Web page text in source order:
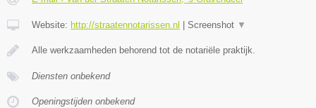
Website: http://straatennotarissen.nl Screenshot ▼
Alle werkzaamheden behorend tot de notariële praktijk.
Diensten onbekend
Openingstijden onbekend